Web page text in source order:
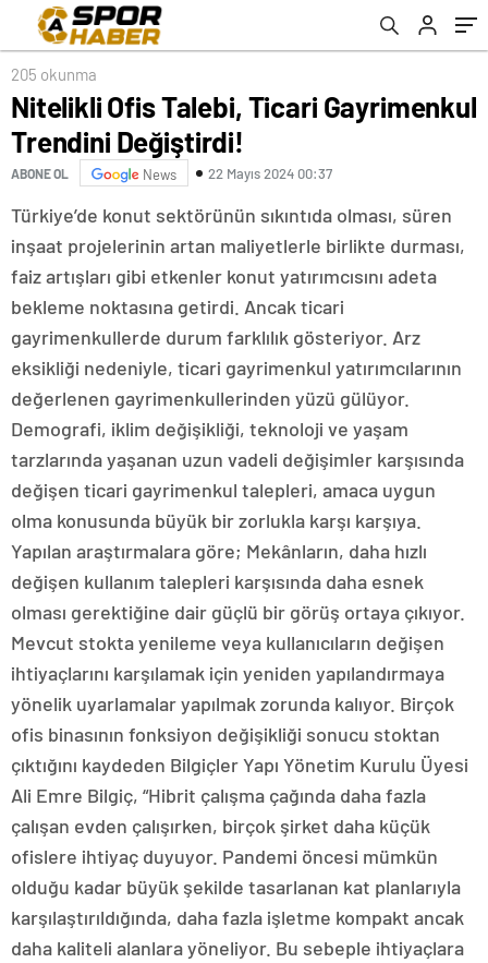
205 okunma
Nitelikli Ofis Talebi, Ticari Gayrimenkul
Trendini Değiştirdi!
ABONE OL News 22 Mayıs 2024 00:37
Türkiye’de konut sektörünün sıkıntıda olması, süren
inşaat projelerinin artan maliyetlerle birlikte durması,
faiz artışları gibi etkenler konut yatırımcısını adeta
bekleme noktasına getirdi. Ancak ticari
gayrimenkullerde durum farklılık gösteriyor. Arz
eksikliği nedeniyle, ticari gayrimenkul yatırımcılarının
değerlenen gayrimenkullerinden yüzü gülüyor.
Demografi, iklim değişikliği, teknoloji ve yaşam
tarzlarında yaşanan uzun vadeli değişimler karşısında
değişen ticari gayrimenkul talepleri, amaca uygun
olma konusunda büyük bir zorlukla karşı karşıya.
Yapılan araştırmalara göre; Mekânların, daha hızlı
değişen kullanım talepleri karşısında daha esnek
olması gerektiğine dair güçlü bir görüş ortaya çıkıyor.
Mevcut stokta yenileme veya kullanıcıların değişen
ihtiyaçlarını karşılamak için yeniden yapılandırmaya
yönelik uyarlamalar yapılmak zorunda kalıyor. Birçok
ofis binasının fonksiyon değişikliği sonucu stoktan
çıktığını kaydeden Bilgiçler Yapı Yönetim Kurulu Üyesi
Ali Emre Bilgiç, “Hibrit çalışma çağında daha fazla
çalışan evden çalışırken, birçok şirket daha küçük
ofislere ihtiyaç duyuyor. Pandemi öncesi mümkün
olduğu kadar büyük şekilde tasarlanan kat planlarıyla
karşılaştırıldığında, daha fazla işletme kompakt ancak
daha kaliteli alanlara yöneliyor. Bu sebeple ihtiyaçlara